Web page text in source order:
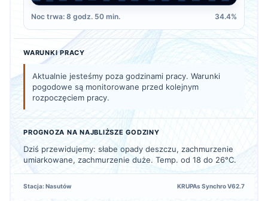
Noc trwa: 8 godz. 50 min. 34.4%
WARUNKI PRACY
Aktualnie jesteśmy poza godzinami pracy. Warunki
pogodowe są monitorowane przed kolejnym
rozpoczęciem pracy.
PROGNOZA NA NAJBLIŻSZE GODZINY
Dziś przewidujemy: słabe opady deszczu, zachmurzenie
umiarkowane, zachmurzenie duże. Temp. od 18 do 26°C.
Stacja: Nasutów KRUPAs Synchro V62.7